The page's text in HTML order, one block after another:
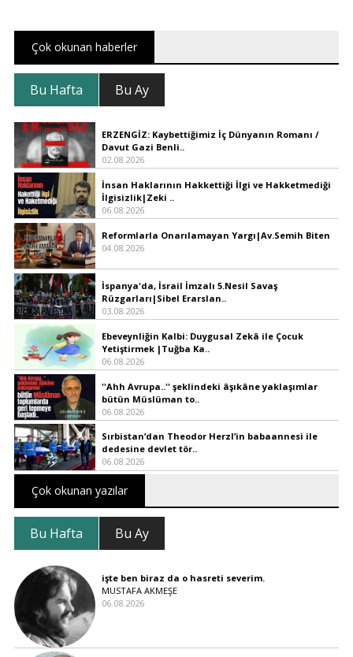
Çok okunan haberler
Bu Hafta Bu Ay
ERZENGİZ: Kaybettiğimiz İç Dünyanın Romanı /
Davut Gazi Benli..
02.08.2026
İnsan Haklarının Hakkettiği İlgi ve Hakketmediği
İlgisizlik|Zeki ..
06.08.2026
Reformlarla Onarılamayan Yargı|Av.Semih Biten
04.08.2026
İspanya'da, İsrail İmzalı 5.Nesil Savaş
Rüzgarları|Sibel Erarslan..
03.08.2026
Ebeveynliğin Kalbi: Duygusal Zekâ ile Çocuk
Yetiştirmek |Tuğba Ka..
06.08.2026
''Ahh Avrupa..'' şeklindeki âşıkâne yaklaşımlar
bütün Müslüman to..
06.08.2026
Sırbistan’dan Theodor Herzl’in babaannesi ile
dedesine devlet tör..
06.08.2026
Çok okunan yazılar
Bu Hafta Bu Ay
işte ben biraz da o hasreti severim.
MUSTAFA AKMEŞE
06.08.2026